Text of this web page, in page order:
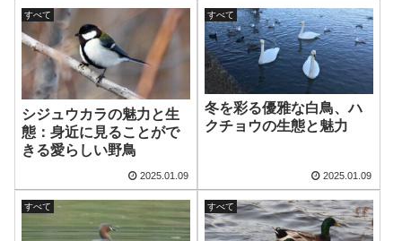
すべて
シジュウカラの魅力と生
態：身近に見ることがで
きる愛らしい野鳥
2025.01.09
すべて
冬を彩る優雅な白鳥、ハ
クチョウの生態と魅力
2025.01.09
すべて すべて